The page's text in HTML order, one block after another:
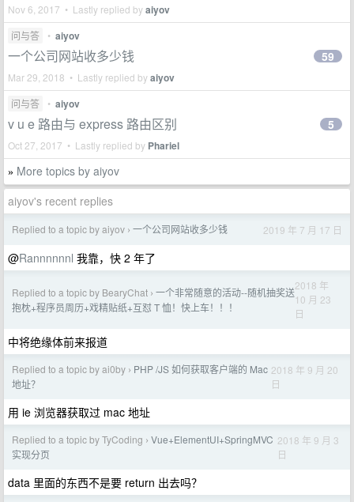
Nov 6, 2017 • Lastly replied byaiyov
问与答 • aiyov
一个公司网站收多少钱
Mar 29, 2018 • Lastly replied byaiyov
59
问与答 • aiyov
v u e 路由与 express 路由区别
Oct 27, 2017 • Lastly replied by Phariel
5
» More topics by aiyov
aiyov's recent replies
Replied to a topic by aiyov › 一个公司网站收多少钱 2019 年 7 月 17 日
@Rannnnnnl 我靠，快 2 年了
Replied to a topic by BearyChat › 一个非常随意的活动--随机抽奖送
抱枕+程序员周历+戏精贴纸+互怼 T 恤！快上车！！！
2018 年
10 月 23
日
中将绝缘体前来报道
Replied to a topic by ai0by › PHP /JS 如何获取客户端的 Mac
地址？
2018 年 9 月 20
日
用 ie 浏览器获取过 mac 地址
Replied to a topic by TyCoding › Vue+ElementUI+SpringMVC
实现分页
2018 年 9 月 3
日
data 里面的东西不是要 return 出去吗？